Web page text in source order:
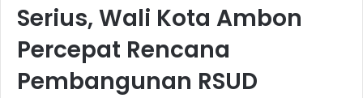
Serius, Wali Kota Ambon
Percepat Rencana
Pembangunan RSUD